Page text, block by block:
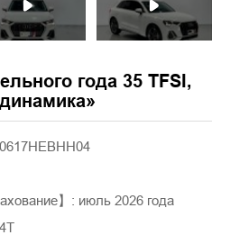
года 35 TFSI,
】: июль 2026 года